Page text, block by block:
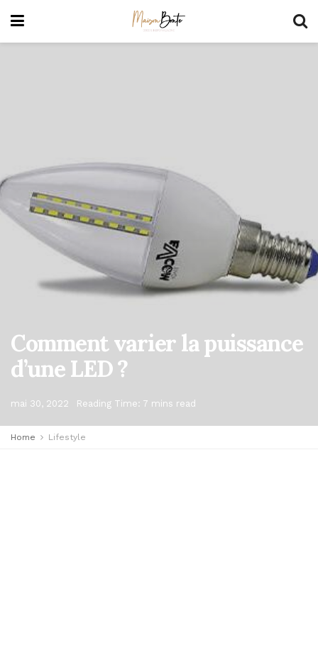
Comment varier la puissance
d’une LED ?
mai 30, 2022 Reading Time: 7 mins read
Home Lifestyle